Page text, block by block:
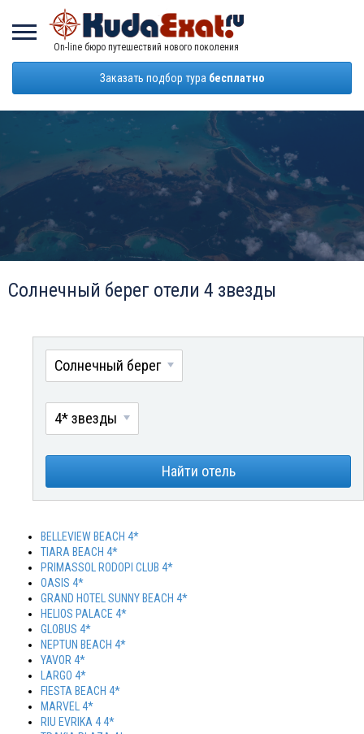
On-line бюро путешествий нового поколения
Заказать подбор тура бесплатно
Солнечный берег отели 4 звезды
Солнечный берег
4* звезды
Найти отель
BELLEVIEW BEACH 4*
TIARA BEACH 4*
PRIMASSOL RODOPI CLUB 4*
OASIS 4*
GRAND HOTEL SUNNY BEACH 4*
HELIOS PALACE 4*
GLOBUS 4*
NEPTUN BEACH 4*
YAVOR 4*
LARGO 4*
FIESTA BEACH 4*
MARVEL 4*
RIU EVRIKA 4 4*